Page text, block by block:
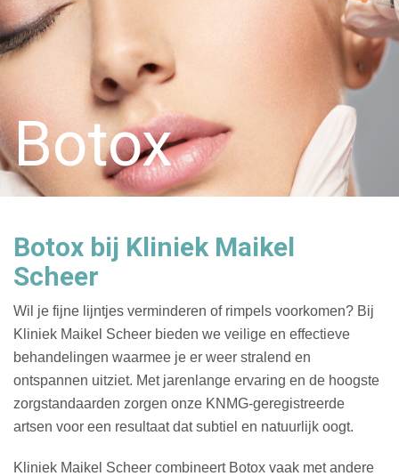
Botox
Botox bij Kliniek Maikel
Scheer
Wil je fijne lijntjes verminderen of rimpels voorkomen? Bij
Kliniek Maikel Scheer bieden we veilige en effectieve
behandelingen waarmee je er weer stralend en
ontspannen uitziet. Met jarenlange ervaring en de hoogste
zorgstandaarden zorgen onze KNMG-geregistreerde
artsen voor een resultaat dat subtiel en natuurlijk oogt.
Kliniek Maikel Scheer combineert Botox vaak met andere